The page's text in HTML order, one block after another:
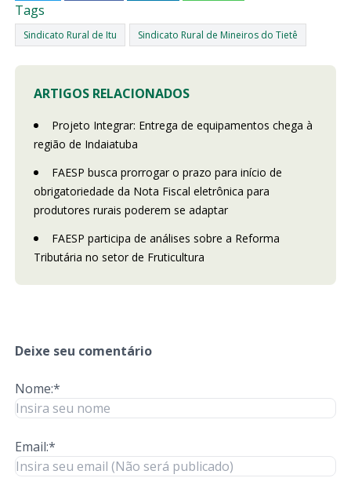
Tags
Sindicato Rural de Itu Sindicato Rural de Mineiros do Tietê
ARTIGOS RELACIONADOS
Projeto Integrar: Entrega de equipamentos chega à
região de Indaiatuba
FAESP busca prorrogar o prazo para início de
obrigatoriedade da Nota Fiscal eletrônica para
produtores rurais poderem se adaptar
FAESP participa de análises sobre a Reforma
Tributária no setor de Fruticultura
Deixe seu comentário
Nome:*
Email:*